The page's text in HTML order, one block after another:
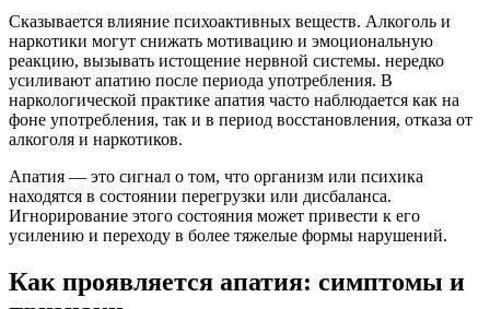
Сказывается влияние психоактивных веществ. Алкоголь и
наркотики могут снижать мотивацию и эмоциональную
реакцию, вызывать истощение нервной системы. нередко
усиливают апатию после периода употребления. В
наркологической практике апатия часто наблюдается как на
фоне употребления, так и в период восстановления, отказа от
алкоголя и наркотиков.
Апатия — это сигнал о том, что организм или психика
находятся в состоянии перегрузки или дисбаланса.
Игнорирование этого состояния может привести к его
усилению и переходу в более тяжелые формы нарушений.
Как проявляется апатия: симптомы и